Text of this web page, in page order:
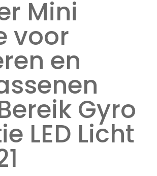
Mini
voor
en
Gyro
LED Licht